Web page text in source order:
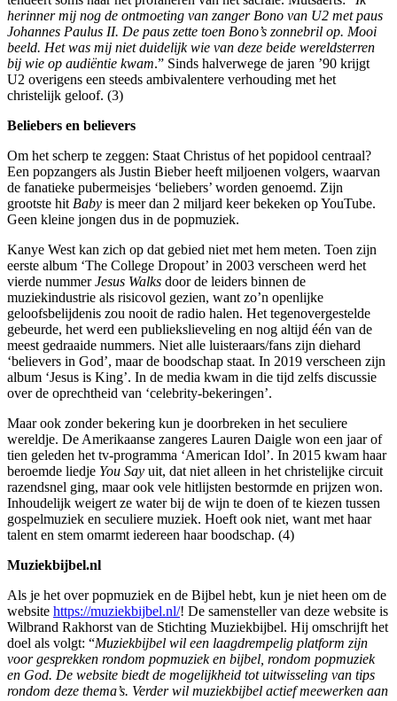
herinner mij nog de ontmoeting van zanger Bono van U2 met paus
Johannes Paulus II. De paus zette toen Bono’s zonnebril op. Mooi
beeld. Het was mij niet duidelijk wie van deze beide wereldsterren
bij wie op audiëntie kwam.” Sinds halverwege de jaren ’90 krijgt
U2 overigens een steeds ambivalentere verhouding met het
christelijk geloof. (3)
Beliebers en believers
Om het scherp te zeggen: Staat Christus of het popidool centraal?
Een popzangers als Justin Bieber heeft miljoenen volgers, waarvan
de fanatieke pubermeisjes ‘beliebers’ worden genoemd. Zijn
grootste hit Baby is meer dan 2 miljard keer bekeken op YouTube.
Geen kleine jongen dus in de popmuziek.
Kanye West kan zich op dat gebied niet met hem meten. Toen zijn
eerste album ‘The College Dropout’ in 2003 verscheen werd het
vierde nummerJesus Walks door de leiders binnen de
muziekindustrie als risicovol gezien, want zo’n openlijke
geloofsbelijdenis zou nooit de radio halen. Het tegenovergestelde
gebeurde, het werd een publiekslieveling en nog altijd één van de
meest gedraaide nummers. Niet alle luisteraars/fans zijn diehard
‘believers in God’, maar de boodschap staat. In 2019 verscheen zijn
album ‘Jesus is King’. In de media kwam in die tijd zelfs discussie
over de oprechtheid van ‘celebrity-bekeringen’.
Maar ook zonder bekering kun je doorbreken in het seculiere
wereldje. De Amerikaanse zangeres Lauren Daigle won een jaar of
tien geleden het tv-programma ‘American Idol’. In 2015 kwam haar
beroemde liedje You Say uit, dat niet alleen in het christelijke circuit
razendsnel ging, maar ook vele hitlijsten bestormde en prijzen won.
Inhoudelijk weigert ze water bij de wijn te doen of te kiezen tussen
gospelmuziek en seculiere muziek. Hoeft ook niet, want met haar
talent en stem omarmt iedereen haar boodschap. (4)
Muziekbijbel.nl
Als je het over popmuziek en de Bijbel hebt, kun je niet heen om de
website https://muziekbijbel.nl/! De samensteller van deze website is
Wilbrand Rakhorst van de Stichting Muziekbijbel. Hij omschrijft het
doel als volgt: “Muziekbijbel wil een laagdrempelig platform zijn
voor gesprekken rondom popmuziek en bijbel, rondom popmuziek
en God. De website biedt de mogelijkheid tot uitwisseling van tips
rondom deze thema’s. Verder wil muziekbijbel actief meewerken aan